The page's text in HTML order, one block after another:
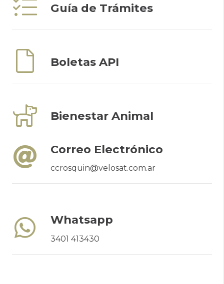
Guía de Trámites
Boletas API
Bienestar Animal
Correo Electrónico
ccrosquin@velosat.com.ar
Whatsapp
3401 413430